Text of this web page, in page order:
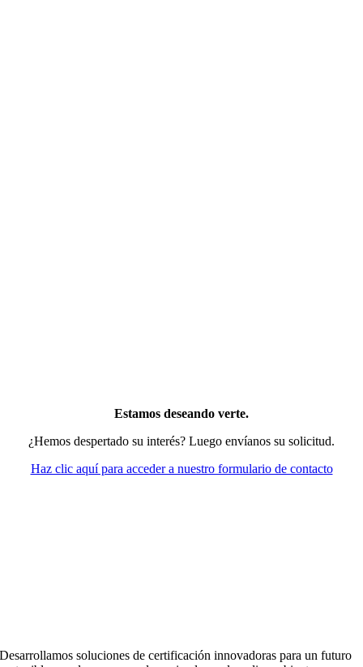
Estamos deseando verte.
¿Hemos despertado su interés? Luego envíanos su solicitud.
Haz clic aquí para acceder a nuestro formulario de contacto
Desarrollamos soluciones de certificación innovadoras para un futuro